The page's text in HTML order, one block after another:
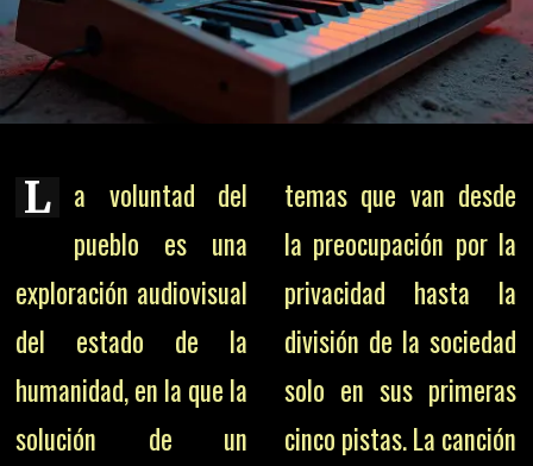
L a voluntad del
pueblo es una
exploración audiovisual
del estado de la
humanidad, en la que la
solución de un
temas que van desde
la preocupación por la
privacidad hasta la
división de la sociedad
solo en sus primeras
cinco pistas. La canción